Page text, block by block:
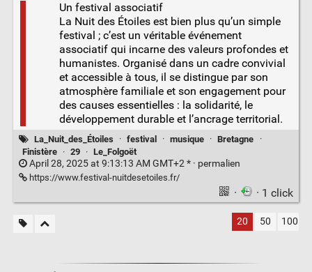
Un festival associatif
La Nuit des Étoiles est bien plus qu’un simple
festival ; c’est un véritable événement
associatif qui incarne des valeurs profondes et
humanistes. Organisé dans un cadre convivial
et accessible à tous, il se distingue par son
atmosphère familiale et son engagement pour
des causes essentielles : la solidarité, le
développement durable et l’ancrage territorial.
La_Nuit_des_Étoiles · festival · musique · Bretagne
·
Finistère
· 29 · Le_Folgoët
April 28, 2025 at 9:13:13 AM GMT+2 * · permalien
https://www.festival-nuitdesetoiles.fr/
· · 1 click
20 50 100